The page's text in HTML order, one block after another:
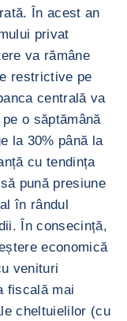
În acest an
privat
va rămâne
restrictive pe
centrală va
o săptămână
la 30% până la
cu tendința
pună presiune
în rândul
În consecință,
economică
venituri
fiscală mai
cheltuielilor (cu